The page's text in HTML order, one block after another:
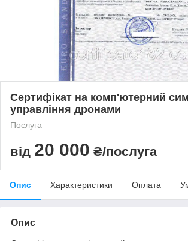
Сертифікат на комп'ютерний
управління дронами
Послуга
від 20 000 ₴/послуга
Опис Характеристики Оплата
Опис